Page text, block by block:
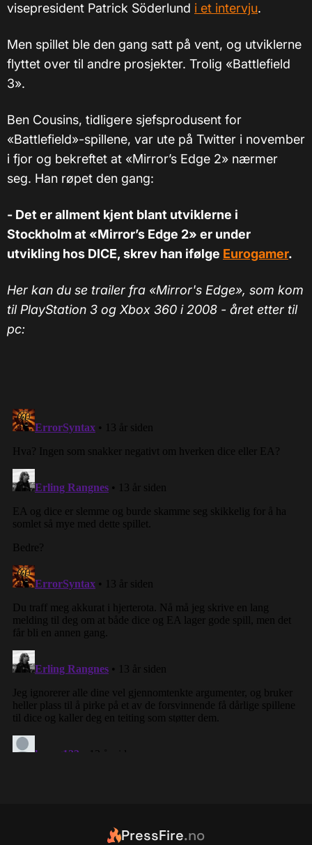
visepresident Patrick Söderlund i et intervju.
Men spillet ble den gang satt på vent, og utviklerne
flyttet over til andre prosjekter. Trolig «Battlefield
3».
Ben Cousins, tidligere sjefsprodusent for
«Battlefield»-spillene, var ute på Twitter i november
i fjor og bekreftet at «Mirror’s Edge 2» nærmer
seg. Han røpet den gang:
- Det er allment kjent blant utviklerne i
Stockholm at «Mirror’s Edge 2» er under
utvikling hos DICE, skrev han ifølge Eurogamer.
Her kan du se trailer fra «Mirror's Edge», som kom
til PlayStation 3 og Xbox 360 i 2008 - året etter til
pc:
PressFire.no